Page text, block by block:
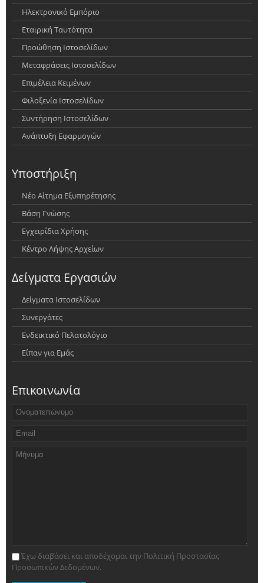
Ηλεκτρονικό Εμπόριο
Εταιρική Ταυτότητα
Προώθηση Ιστοσελίδων
Μεταφράσεις Ιστοσελίδων
Επιμέλεια Κειμένων
Φιλοξενία Ιστοσελίδων
Συντήρηση Ιστοσελίδων
Ανάπτυξη Εφαρμογών
Υποστήριξη
Νέο Αίτημα Εξυπηρέτησης
Βάση Γνώσης
Εγχειρίδια Χρήσης
Κέντρο Λήψης Αρχείων
Δείγματα Εργασιών
Δείγματα Ιστοσελίδων
Συνεργάτες
Ενδεικτικό Πελατολόγιο
Είπαν για Εμάς
Επικοινωνία
Έχω διαβάσει και αποδέχομαι την Πολιτική Προστασίας
Προσωπικών Δεδομένων.